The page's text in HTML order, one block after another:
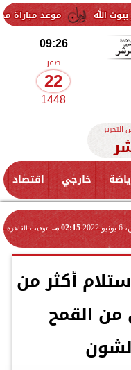
موعد مباراة مصر وإسبانيا في
09:26
صفر
22
1448
التحرير
خارجي اقتصاد
2022 02:15 مـ بتوقيت القاهرة
أكثر من
و200 طن من القمح